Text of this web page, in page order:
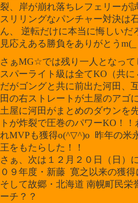
裂、
岸が崩れ落ちレフェリーが
スリリングなパンチャー対決は
ん、 逆転だけに本当に悔しい
見応えある勝負をありがとう
さぁMG☆では残り一人となっ
スパーライト級は全てKO（共
だがゴングと共に前出た河田、
田の右ストレートが土屋のアゴ
土屋に河田がまとめのダウンを
トが炸裂で圧巻のパワーKO！
れMVPも獲得o(^▽^)o 昨年の米
王をもたらした！！
さぁ、次は１２月２０日（日）
０９年度・新藤 寛之以来の獲
そして故郷・北海道 南幌町民
ーチ？？